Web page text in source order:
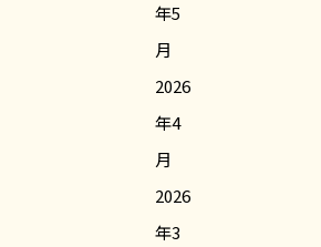
年5
月
2026
年4
月
2026
年3